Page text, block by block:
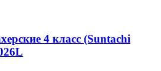
4 класс (Suntachi